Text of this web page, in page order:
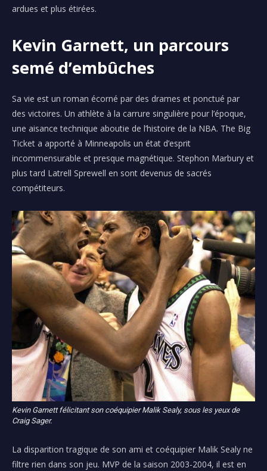
ardues et plus étirées.
Kevin Garnett, un parcours
semé d’embûches
Sa vie est un roman écorné par des drames et ponctué par
des victoires. Un athlète à la carrure singulière pour l’époque,
une aisance technique aboutie de l’histoire de la NBA. The Big
Ticket a apporté à Minneapolis un état d’esprit
incommensurable et presque magnétique. Stephon Marbury et
plus tard Latrell Sprewell en sont devenus de sacrés
compétiteurs.
Kevin Garnett félicitant son coéquipier Malik Sealy, sous les yeux de
Craig Sager.
La disparition tragique de son ami et coéquipier Malik Sealy ne
filtre rien dans son jeu. MVP de la saison 2003-2004, il est en